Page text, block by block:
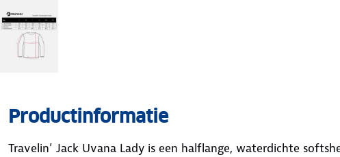
Productinformatie
Travelin’ Jack Uvana Lady is een halflange, waterdichte